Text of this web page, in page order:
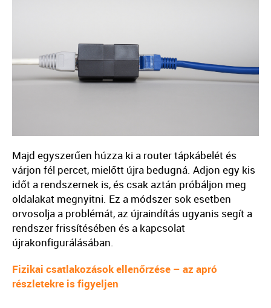
Majd egyszerűen húzza ki a router tápkábelét és
várjon fél percet, mielőtt újra bedugná. Adjon egy kis
időt a rendszernek is, és csak aztán próbáljon meg
oldalakat megnyitni. Ez a módszer sok esetben
orvosolja a problémát, az újraindítás ugyanis segít a
rendszer frissítésében és a kapcsolat
újrakonfigurálásában.
Fizikai csatlakozások ellenőrzése – az apró
részletekre is figyeljen